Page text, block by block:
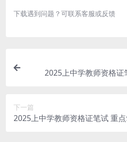
下载遇到问题？可联系客服或反馈
2025上中学教师资格
下一篇
2025上中学教师资格证笔试 重